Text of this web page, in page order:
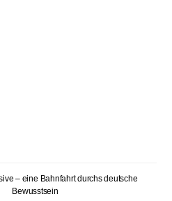
– eine Bahnfahrt durchs deutsche
Bewusstsein